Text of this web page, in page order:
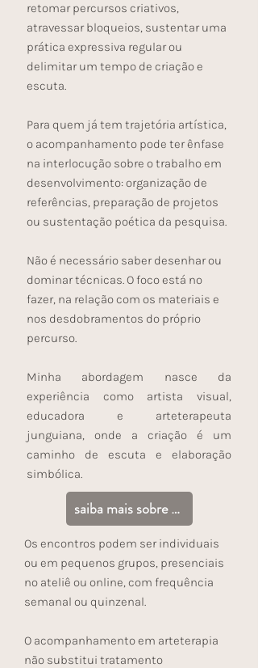
retomar percursos criativos,
atravessar bloqueios, sustentar uma
prática expressiva regular ou
delimitar um tempo de criação e
escuta.
Para quem já tem trajetória artística,
o acompanhamento pode ter ênfase
na interlocução sobre o trabalho em
desenvolvimento: organização de
referências, preparação de projetos
ou sustentação poética da pesquisa.
Não é necessário saber desenhar ou
dominar técnicas. O foco está no
fazer, na relação com os materiais e
nos desdobramentos do próprio
percurso.
Minha abordagem nasce da
experiência como artista visual,
educadora e arteterapeuta
junguiana, onde a criação é um
caminho de escuta e elaboração
simbólica.
saiba mais sobre o ateliê
Os encontros podem ser individuais
ou em pequenos grupos, presenciais
no ateliê ou online, com frequência
semanal ou quinzenal.
O acompanhamento em arteterapia
não substitui tratamento